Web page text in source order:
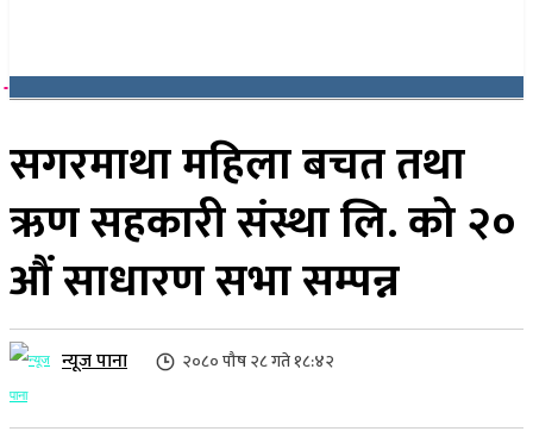
सगरमाथा महिला बचत तथा
ऋण सहकारी संस्था लि. को २०
औं साधारण सभा सम्पन्न
न्यूज पाना २०८० पौष २८ गते १८:४२